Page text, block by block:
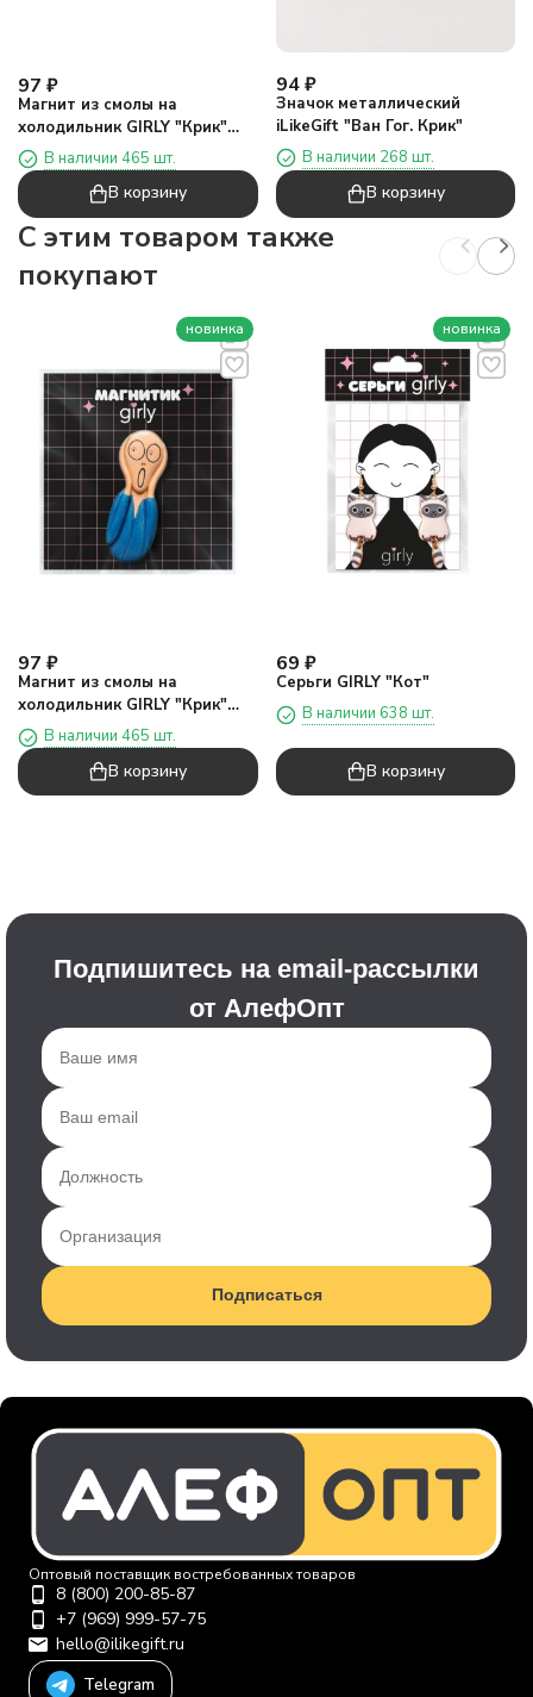
97 ₽
Магнит из смолы на
холодильник GIRLY "Крик"
(7.5*3.5)
В наличии 465 шт.
В корзину
94 ₽
Значок металлический
iLikeGift "Ван Гог. Крик"
В наличии 268 шт.
В корзину
C этим товаром также
покупают
новинка
97 ₽
Магнит из смолы на
холодильник GIRLY "Крик"
(7.5*3.5)
В наличии 465 шт.
В корзину
новинка
69 ₽
Серьги GIRLY "Кот"
В наличии 638 шт.
В корзину
Подпишитесь на email-рассылки
от АлефОпт
Подписаться
Оптовый поставщик востребованных товаров
8 (800) 200-85-87
+7 (969) 999-57-75
hello@ilikegift.ru
Telegram